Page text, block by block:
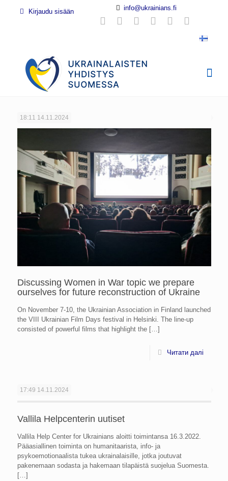
Kirjaudu sisään info@ukrainians.fi
18:11 14.11.2024
Discussing Women in War topic we prepare
ourselves for future reconstruction of Ukraine
On November 7-10, the Ukrainian Association in Finland launched
the VIII Ukrainian Film Days festival in Helsinki. The line-up
consisted of powerful films that highlight the[…]
Читати далі
17:49 14.11.2024
Vallila Helpcenterin uutiset
Vallila Help Center for Ukrainians aloitti toimintansa 16.3.2022.
Pääasiallinen toiminta on humanitaarista, info- ja
psykoemotionaalista tukea ukrainalaisille, jotka joutuvat
pakenemaan sodasta ja hakemaan tilapäistä suojelua Suomesta.
[…]